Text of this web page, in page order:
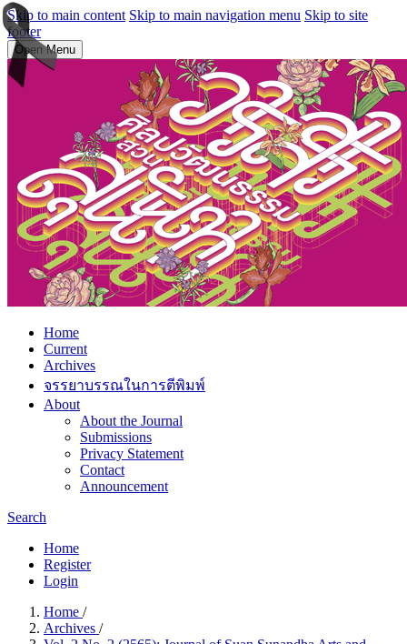
Skip to main content Skip to main navigation menu Skip to site
footer
Open Menu
Home
Current
Archives
จรรยาบรรณในการตีพิมพ์
About
About the Journal
Submissions
Privacy Statement
Contact
Announcement
Search
Home
Register
Login
Home /
Archives /